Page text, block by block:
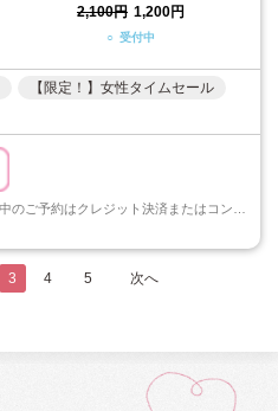
2,100円 1,200円
○ 受付中
【限定！】女性タイムセール
3 4 5 次へ